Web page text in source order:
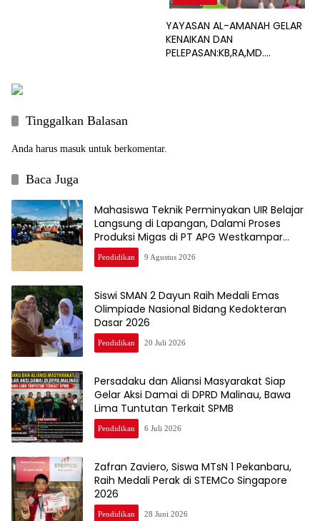
YAYASAN AL-AMANAH GELAR
KENAIKAN DAN
PELEPASAN:KB,RA,MD.
Tinggalkan Balasan
Anda harus masuk untuk berkomentar.
Baca Juga
Mahasiswa Teknik Perminyakan UIR Belajar
Langsung di Lapangan, Dalami Proses
Produksi Migas di PT APG Westkampar
Indonesia
Pendidikan 9 Agustus 2026
Siswi SMAN 2 Dayun Raih Medali Emas
Olimpiade Nasional Bidang Kedokteran
Dasar 2026
Pendidikan 20 Juli 2026
Persadaku dan Aliansi Masyarakat Siap
Gelar Aksi Damai di DPRD Malinau, Bawa
Lima Tuntutan Terkait SPMB
Pendidikan 6 Juli 2026
Zafran Zaviero, Siswa MTsN 1 Pekanbaru,
Raih Medali Perak di STEMCo Singapore
2026
Pendidikan 28 Juni 2026